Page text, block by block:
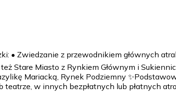
• Zwiedzanie z przewodnikiem głównych
Stare Miasto z Rynkiem Głównym i
Mariacką, Rynek Podziemny
teatrze, w innych bezpłatnych lub płatnych